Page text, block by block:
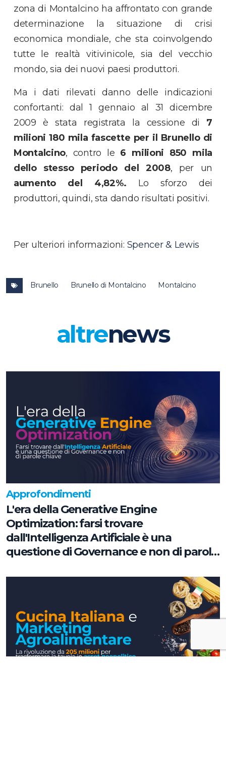
zona di Montalcino ha affrontato con grande
determinazione la situazione di crisi
economica mondiale, che sta coinvolgendo
tutte le realtà vitivinicole, sia del vecchio
mondo, sia dei nuovi paesi produttori.
Ma i dati rilevati danno delle indicazioni
confortanti: dal 1 gennaio al 31 dicembre
2009 è stata registrata la cessione di 7
milioni 180 mila fascette per il Brunello di
Montalcino, contro le 6 milioni 850 mila
dello stesso periodo del 2008, per un
aumento del 4,82%. Lo sforzo dei
produttori, quindi, sta dando risultati positivi.
Per ulteriori informazioni: Spencer & Lewis
Brunello Brunello di Montalcino Montalcino
altrenews
Approfondimenti
L'era della Generative Engine
Optimization: farsi trovare
dall'Intelligenza Artificiale è una
questione di Governance e non di parole